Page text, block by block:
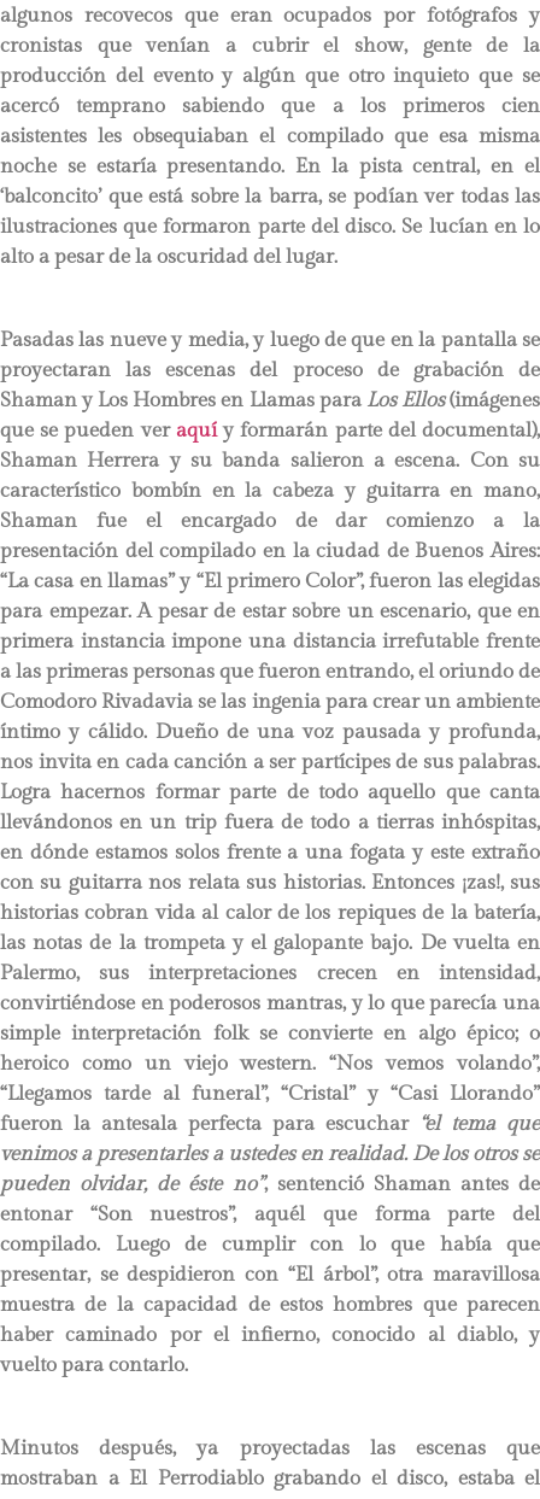
algunos recovecos que eran ocupados por fotógrafos y
cronistas que venían a cubrir el show, gente de la
producción del evento y algún que otro inquieto que se
acercó temprano sabiendo que a los primeros cien
asistentes les obsequiaban el compilado que esa misma
noche se estaría presentando. En la pista central, en el
‘balconcito’ que está sobre la barra, se podían ver todas las
ilustraciones que formaron parte del disco. Se lucían en lo
alto a pesar de la oscuridad del lugar.
Pasadas las nueve y media, y luego de que en la pantalla se
proyectaran las escenas del proceso de grabación de
Shaman y Los Hombres en Llamas para Los Ellos(imágenes
que se pueden ver aquíy formarán parte del documental),
Shaman Herrera y su banda salieron a escena. Con su
característico bombín en la cabeza y guitarra en mano,
Shaman fue el encargado de dar comienzo a la
presentación del compilado en la ciudad de Buenos Aires:
“La casa en llamas” y “El primero Color”, fueron las elegidas
para empezar. A pesar de estar sobre un escenario, que en
primera instancia impone una distancia irrefutable frente
a las primeras personas que fueron entrando, el oriundo de
Comodoro Rivadavia se las ingenia para crear un ambiente
íntimo y cálido. Dueño de una voz pausada y profunda,
nos invita en cada canción a ser partícipes de sus palabras.
Logra hacernos formar parte de todo aquello que canta
llevándonos en un trip fuera de todo a tierras inhóspitas,
en dónde estamos solos frente a una fogata y este extraño
con su guitarra nos relata sus historias. Entonces ¡zas!, sus
historias cobran vida al calor de los repiques de la batería,
las notas de la trompeta y el galopante bajo. De vuelta en
Palermo, sus interpretaciones crecen en intensidad,
convirtiéndose en poderosos mantras, y lo que parecía una
simple interpretación folk se convierte en algo épico; o
heroico como un viejo western. “Nos vemos volando”,
“Llegamos tarde al funeral”, “Cristal” y “Casi Llorando”
fueron la antesala perfecta para escuchar “el tema que
venimos a presentarles a ustedes en realidad. De los otros se
pueden olvidar, de éste no”, sentenció Shaman antes de
entonar “Son nuestros”, aquél que forma parte del
compilado. Luego de cumplir con lo que había que
presentar, se despidieron con “El árbol”, otra maravillosa
muestra de la capacidad de estos hombres que parecen
haber caminado por el infierno, conocido al diablo, y
vuelto para contarlo.
Minutos después, ya proyectadas las escenas que
mostraban a El Perrodiablo grabando el disco, estaba el